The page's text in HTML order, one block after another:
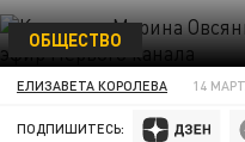
ОБЩЕСТВО
ЕЛИЗАВЕТА КОРОЛЕВА 14
ПОДПИШИТЕСЬ: